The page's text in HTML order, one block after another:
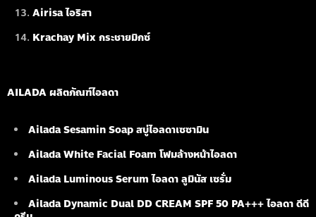
Airisa ไอริสา
Krachay Mix กระชายมิกซ์
AILADA ผลิตภัณฑ์ไอลดา
Ailada Sesamin Soapสบู่ไอลดาเซซามิน
Ailada White Facial Foamโฟมล้างหน้าไอลดา
Ailada Luminous Serumไอลดา ลูมินัส เซรั่ม
Ailada Dynamic Dual DD CREAM SPF 50 PA+++ ไอลดา ดีดี